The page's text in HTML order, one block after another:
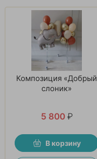
Композиция «Добрый
слоник»
5 800 ₽
В корзину